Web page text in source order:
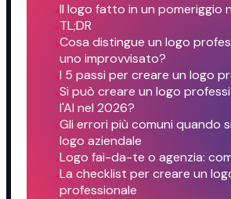
Il logo fatto in un pomeriggio
TL;DR
Cosa distingue un logo
uno improvvisato?
I 5 passi per creare un logo
Si può creare un logo
l'AI nel 2026?
Gli errori più comuni quando
logo aziendale
Logo fai-da-te o agenzia:
La checklist per creare un
professionale